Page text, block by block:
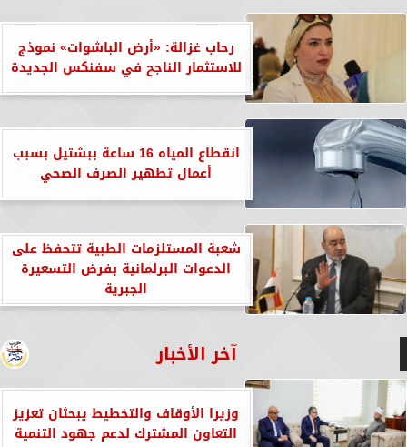
رحاب غزالة: «أرض الباشوات» نموذج
للاستثمار الناجح في سفنكس الجديدة
انقطاع المياه 16 ساعة ببشتيل بسبب
أعمال تطهير الصرف الصحي
شعبة المستلزمات الطبية تتحفظ على
الدعوات البرلمانية بفرض التسعيرة
الجبرية
آخر الأخبار
وزيرا الأوقاف والتخطيط يبحثان تعزيز
التعاون المشترك لدعم جهود التنمية